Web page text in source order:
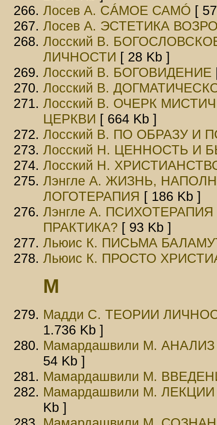
Лосев А. СÁМОЕ САМÓ [
Лосев А. ЭСТЕТИКА
Лосский В.
ЛИЧНОСТИ [ 28 Kb ]
Лосский В. БОГОВИДЕНИЕ
Лосский В.
Лосский В. ОЧЕРК
ЦЕРКВИ [ 664 Kb ]
Лосский В. ПО ОБРАЗУ И
Лосский Н. ЦЕННОСТЬ И
Лосский Н.
Лэнгле А. ЖИЗНЬ,
ЛОГОТЕРАПИЯ [ 186 Kb ]
Лэнгле А.
ПРАКТИКА? [ 93 Kb ]
Льюис К. ПИСЬМА
Льюис К. ПРОСТО
М
Мадди С. ТЕОРИИ
1.736 Kb ]
Мамардашвили М.
54 Kb ]
Мамардашвили М.
Мамардашвили М.
Kb ]